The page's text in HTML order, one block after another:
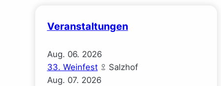
Veranstaltungen
Aug. 06. 2026
33. Weinfest
Salzhof
Aug. 07. 2026